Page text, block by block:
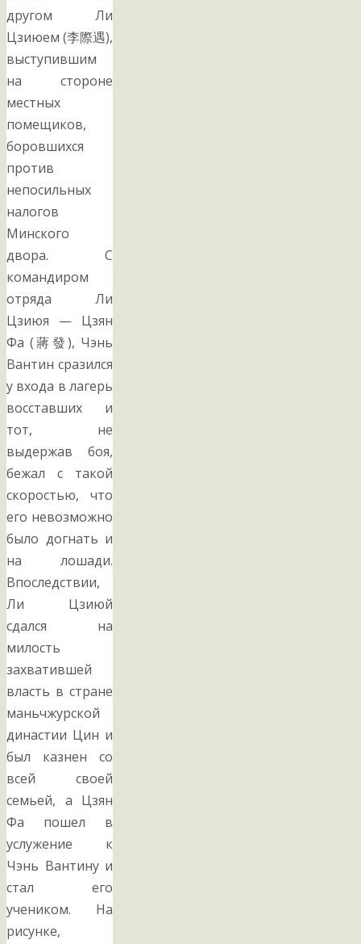
другом Ли
Цзиюем (李際遇),
выступившим
на стороне
местных
помещиков,
боровшихся
против
непосильных
налогов
Минского
двора. С
командиром
отряда Ли
Цзиюя — Цзян
Фа (蔣發), Чэнь
Вантин сразился
у входа в лагерь
восставших и
тот, не
выдержав боя,
бежал с такой
скоростью, что
его невозможно
было догнать и
на лошади.
Впоследствии,
Ли Цзиюй
сдался на
милость
захватившей
власть в стране
маньчжурской
династии Цин и
был казнен со
всей своей
семьей, а Цзян
Фа пошел в
услужение к
Чэнь Вантину и
стал его
учеником. На
рисунке,